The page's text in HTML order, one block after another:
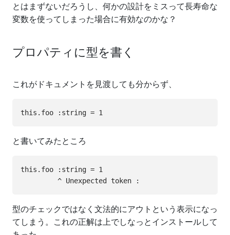
とはまずないだろうし、何かの設計をミスって長寿命な
変数を使ってしまった場合に有効なのかな？
プロパティに型を書く
これがドキュメントを見渡しても分からず、
と書いてみたところ
this.foo :string = 1
型のチェックではなく文法的にアウトという表示になっ
てしまう。これの正解は上でしなっとインストールして